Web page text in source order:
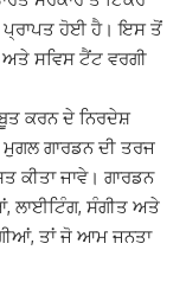
ਪ੍ਰਾਪਤ ਹੋਈ ਹੈ। ਇਸ ਤੋਂ
ਸਵਿਸ ਟੈਂਟ ਵਰਗੀ
ਕਰਨ ਦੇ ਨਿਰਦੇਸ਼
ਮੁਗਲ ਗਾਰਡਨ ਦੀ ਤਰਜ
ਕੀਤਾ ਜਾਵੇ। ਗਾਰਡਨ
ਲਾਈਟਿੰਗ, ਸੰਗੀਤ ਅਤੇ
ਤਾਂ ਜੋ ਆਮ ਜਨਤਾ